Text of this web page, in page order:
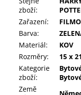
zboží:
Zařazení:
Barva:
Materiál:
KOV
Rozměry:
15 x
Kategorie
zboží:
Země